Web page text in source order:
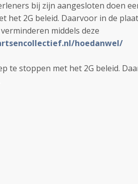
bij zijn aangesloten doen
het 2G beleid. Daarvoor in de
middels deze
hoedanwel/
te stoppen met het 2G beleid.